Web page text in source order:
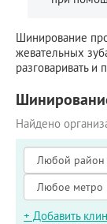
Шинирование
жевательных
разговаривать и
Найдено
+ Добавить